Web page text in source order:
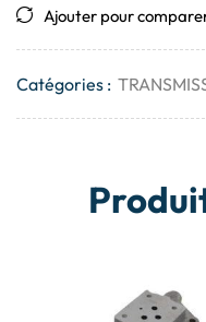
Ajouter pour
Catégories :